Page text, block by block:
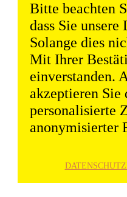
Bitte beachten
dass Sie
Solange dies
Mit Ihrer
einverstanden.
akzeptieren Sie
personalisierte
anonymisierter